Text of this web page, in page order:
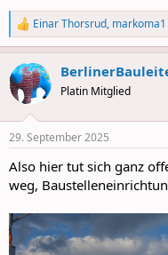
R
e
a
c
t
i
s
Einar Thorsrud, markoma1
Platin Mitglied
29. September 2025
Also hier tut sich ganz
weg,